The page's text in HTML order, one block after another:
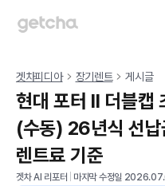
겟차피디아 장기렌트 게시글
현대 포터 II 더블캡
(수동) 26년식 선
렌트료 기준
겟차 AI 리포터 마지막 수정일